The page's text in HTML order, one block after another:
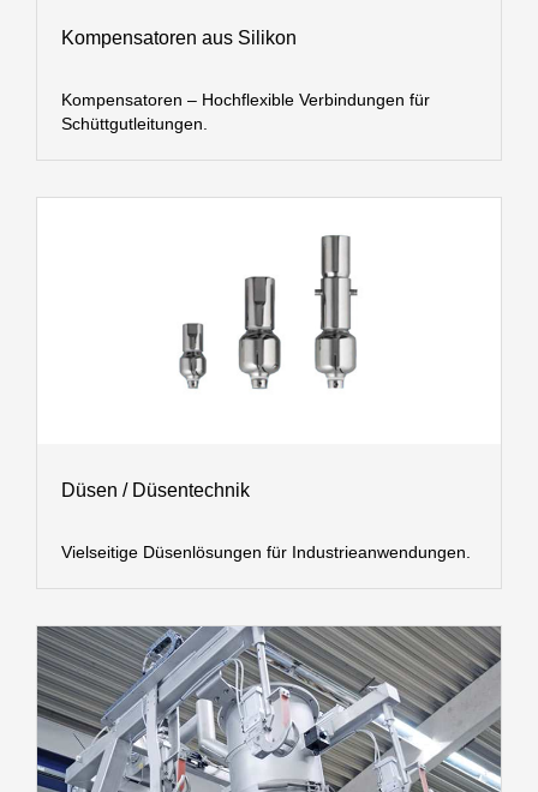
Kompensatoren aus Silikon
Kompensatoren – Hochflexible Verbindungen für
Schüttgutleitungen.
Düsen / Düsentechnik
Vielseitige Düsenlösungen für Industrieanwendungen.